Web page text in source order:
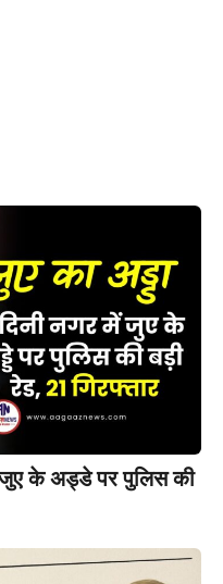
के अड्डे पर पुलिस की